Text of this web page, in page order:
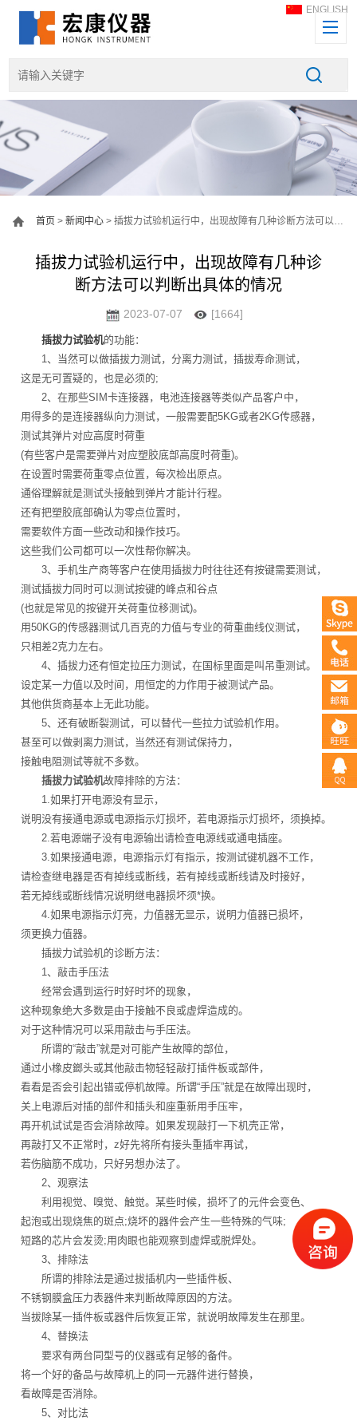
ENGLISH
首页 >新闻中心 > 插拔力试验机运行中，出现故障有几种诊断方法可以判断出具体的情况
插拔力试验机运行中，出现故障有几种诊
断方法可以判断出具体的情况
2023-07-07 [1664]
插拔力试验机的功能：
1、当然可以做插拔力测试，分离力测试，插拔寿命测试，
这是无可置疑的，也是必须的;
2、在那些SIM卡连接器，电池连接器等类似产品客户中，
用得多的是连接器纵向力测试，一般需要配5KG或者2KG传感器，
测试其弹片对应高度时荷重
(有些客户是需要弹片对应塑胶底部高度时荷重)。
在设置时需要荷重零点位置，每次检出原点。
通俗理解就是测试头接触到弹片才能计行程。
还有把塑胶底部确认为零点位置时，
需要软件方面一些改动和操作技巧。
这些我们公司都可以一次性帮你解决。
3、手机生产商等客户在使用插拔力时往往还有按键需要测试，
测试插拔力同时可以测试按键的峰点和谷点
(也就是常见的按键开关荷重位移测试)。
用50KG的传感器测试几百克的力值与专业的荷重曲线仪测试，
只相差2克力左右。
4、插拔力还有恒定拉压力测试，在国标里面是叫吊重测试。
设定某一力值以及时间，用恒定的力作用于被测试产品。
其他供货商基本上无此功能。
5、还有破断裂测试，可以替代一些拉力试验机作用。
甚至可以做剥离力测试，当然还有测试保持力，
接触电阻测试等就不多数。
插拔力试验机故障排除的方法：
1.如果打开电源没有显示，
说明没有接通电源或电源指示灯损坏，若电源指示灯损坏，须换掉。
2.若电源端子没有电源输出请检查电源线或通电插座。
3.如果接通电源，电源指示灯有指示，按测试键机器不工作，
请检查继电器是否有掉线或断线，若有掉线或断线请及时接好，
若无掉线或断线情况说明继电器损坏须*换。
4.如果电源指示灯亮，力值器无显示，说明力值器已损坏，
须更换力值器。
插拔力试验机的诊断方法：
1、敲击手压法
经常会遇到运行时好时坏的现象，
这种现象绝大多数是由于接触不良或虚焊造成的。
对于这种情况可以采用敲击与手压法。
所谓的“敲击”就是对可能产生故障的部位，
通过小橡皮鎯头或其他敲击物轻轻敲打插件板或部件，
看看是否会引起出错或停机故障。所谓“手压”就是在故障出现时，
关上电源后对插的部件和插头和座重新用手压牢，
再开机试试是否会消除故障。如果发现敲打一下机壳正常，
再敲打又不正常时，z好先将所有接头重插牢再试，
若伤脑筋不成功，只好另想办法了。
2、观察法
利用视觉、嗅觉、触觉。某些时候，损坏了的元件会变色、
起泡或出现烧焦的斑点;烧坏的器件会产生一些特殊的气味;
短路的芯片会发烫;用肉眼也能观察到虚焊或脱焊处。
3、排除法
所谓的排除法是通过拔插机内一些插件板、
不锈钢膜盒压力表器件来判断故障原因的方法。
当拔除某一插件板或器件后恢复正常，就说明故障发生在那里。
4、替换法
要求有两台同型号的仪器或有足够的备件。
将一个好的备品与故障机上的同一元器件进行替换，
看故障是否消除。
5、对比法